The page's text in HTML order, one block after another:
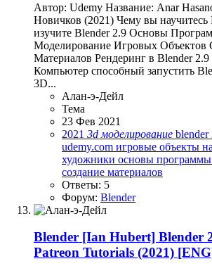
Автор: Udemy Название: Anar
Новичков (2021) Чему вы
изучите Blender 2.9 Основы
Моделирование Игровых Объектов
Материалов Рендеринг в Blender 2.9
Компьютер способный запустить
3D...
Алан-э-Дейл
Тема
23 Фев 2021
2021 3d моделирование blender
udemy.com игровые объекты
художники основы программы
создание материалов
Ответы: 5
Форум: Blender
Blender [Ian Hubert] Blender
Patreon Tutorials (2021)